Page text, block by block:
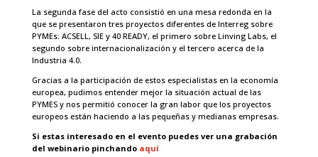
La segunda fase del acto consistió en una mesa redonda en la
que se presentaron tres proyectos diferentes de Interreg sobre
PYMEs: ACSELL, SIE y 40 READY, el primero sobre Linving Labs, el
segundo sobre internacionalización y el tercero acerca de la
Industria 4.0.
Gracias a la participación de estos especialistas en la economía
europea, pudimos entender mejor la situación actual de las
PYMES y nos permitió conocer la gran labor que los proyectos
europeos están haciendo a las pequeñas y medianas empresas.
Si estas interesado en el evento puedes ver una grabación
del webinario pinchando aquí